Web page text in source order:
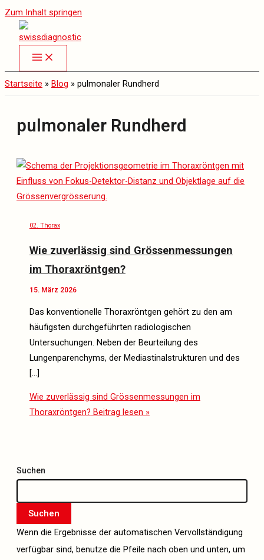
Zum Inhalt springen
Startseite » Blog » pulmonaler Rundherd
pulmonaler Rundherd
02. Thorax
Wie zuverlässig sind Grössenmessungen
im Thoraxröntgen?
15. März 2026
Das konventionelle Thoraxröntgen gehört zu den am
häufigsten durchgeführten radiologischen
Untersuchungen. Neben der Beurteilung des
Lungenparenchyms, der Mediastinalstrukturen und des
[…]
Wie zuverlässig sind Grössenmessungen im
Thoraxröntgen? Beitrag lesen »
Suchen
Suchen
Wenn die Ergebnisse der automatischen Vervollständigung
verfügbar sind, benutze die Pfeile nach oben und unten, um